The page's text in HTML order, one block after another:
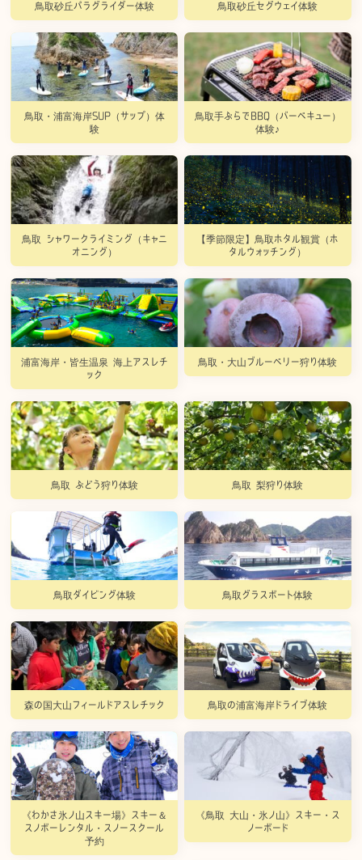
鳥取砂丘パラグライダー体験 鳥取砂丘セグウェイ体験
鳥取・浦富海岸SUP（サップ）体
験
鳥取手ぶらでBBQ（バーベキュー）
体験♪
鳥取 シャワークライミング（キャニ
オニング）
【季節限定】鳥取ホタル観賞（ホ
タルウォッチング）
浦富海岸・皆生温泉 海上アスレチ
ック
鳥取・大山ブルーベリー狩り体験
鳥取 ぶどう狩り体験 鳥取 梨狩り体験
鳥取ダイビング体験 鳥取グラスボート体験
森の国大山フィールドアスレチック 鳥取の浦富海岸ドライブ体験
《わかさ氷ノ山スキー場》スキー＆
スノボーレンタル・スノースクール
予約
《鳥取 大山・氷ノ山》スキー・ス
ノーボード